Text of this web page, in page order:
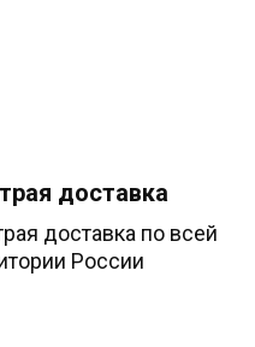
доставка
доставка по всей
России